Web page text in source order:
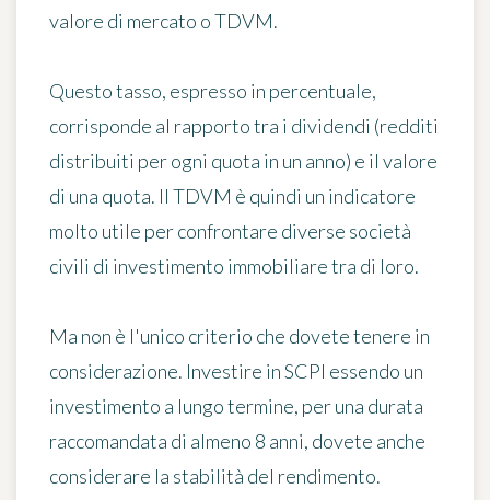
valore di mercato o TDVM.
Questo tasso, espresso in percentuale,
corrisponde al rapporto tra i dividendi (redditi
distribuiti per ogni quota in un anno) e il valore
di una quota. Il TDVM è quindi un indicatore
molto utile per confrontare diverse società
civili di investimento immobiliare tra di loro.
Ma non è l'unico criterio che dovete tenere in
considerazione. Investire in SCPI essendo un
investimento a lungo termine, peruna durata
raccomandata di almeno 8 anni, dovete anche
considerare la stabilità del rendimento.